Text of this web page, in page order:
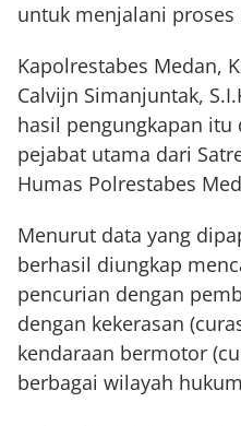
untuk menjalani proses
Kapolrestabes Medan,
Calvijn Simanjuntak,
hasil pengungkapan
pejabat utama dari
Humas Polrestabes
Menurut data yang
berhasil diungkap
pencurian dengan
dengan kekerasan
kendaraan bermotor
berbagai wilayah